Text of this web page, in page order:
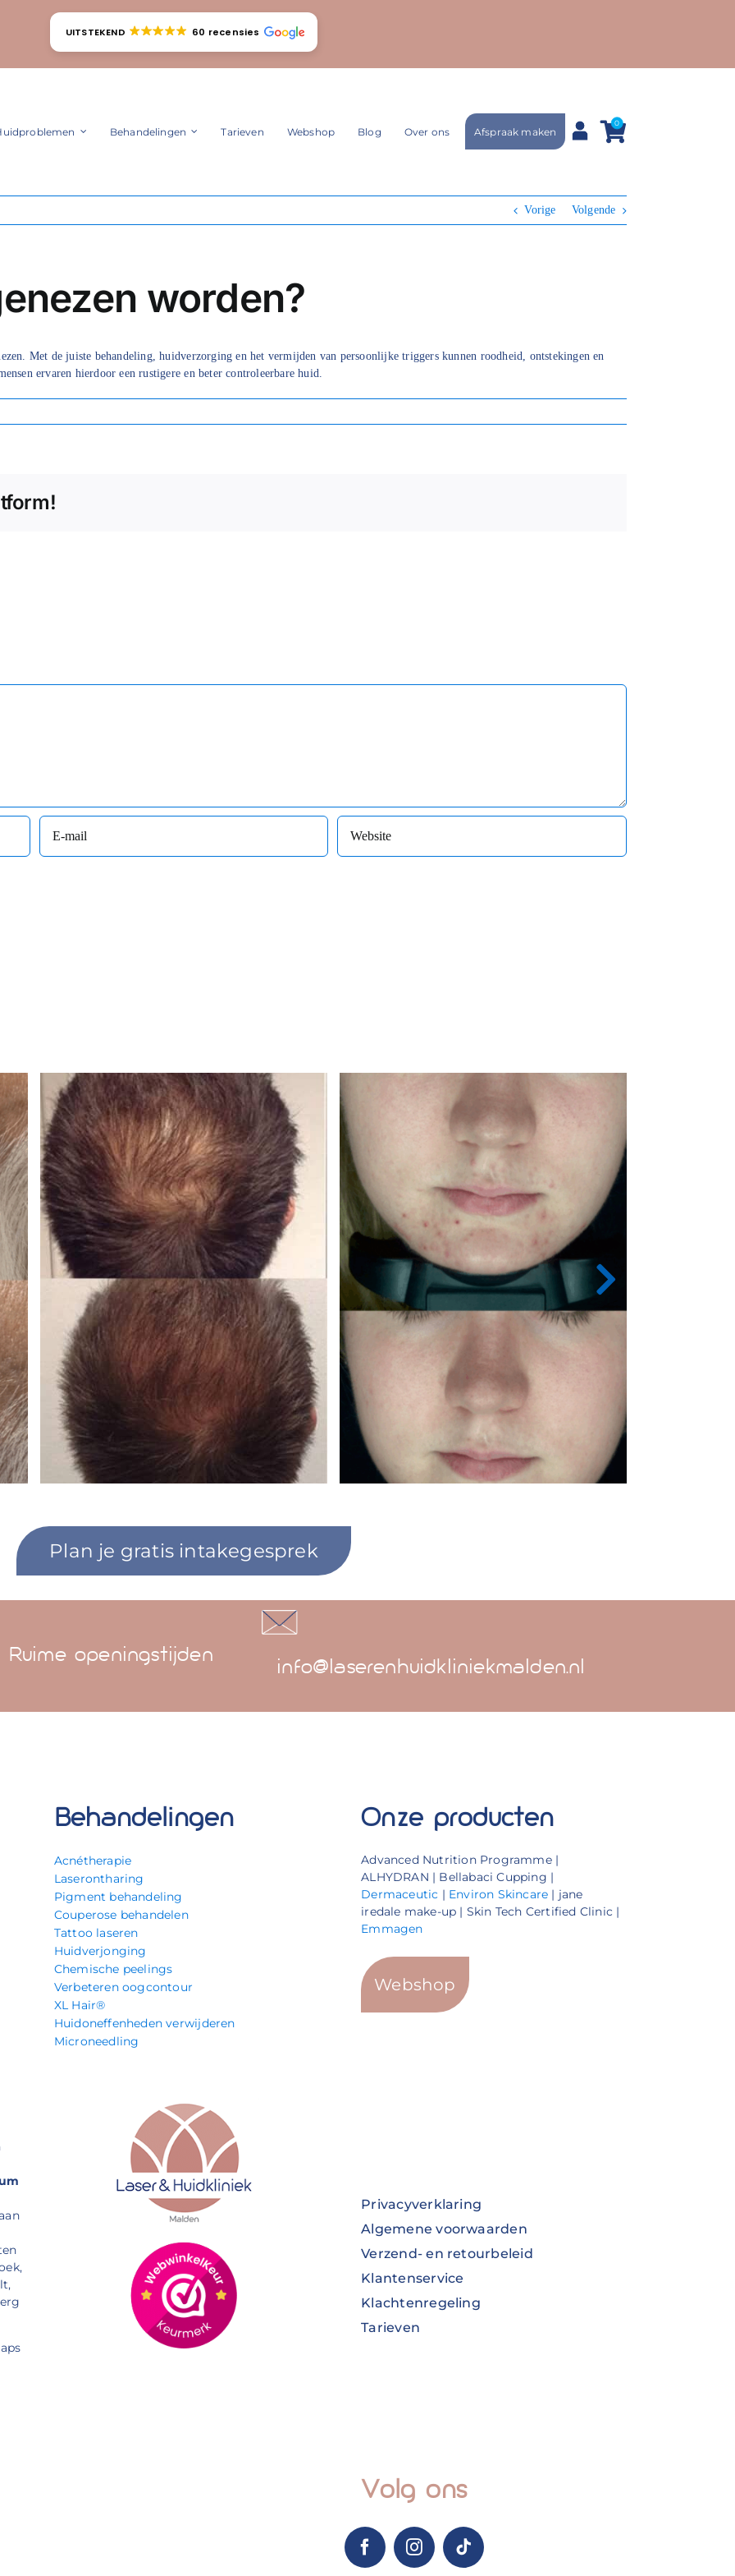
UITSTEKEND 60 recensies
Behandelingen Tarieven Webshop Blog Over ons Afspraak maken
0
Vorige Volgende
worden?
Met de juiste behandeling, huidverzorging en het vermijden van persoonlijke triggers kunnen roodheid, ontstekingen en
ervaren hierdoor een rustigere en beter controleerbare huid.
Plan je gratis intakegesprek
Ruime openingstijden info@laserenhuidkliniekmalden.nl
Behandelingen
Acnétherapie
Laserontharing
Pigment behandeling
Couperose behandelen
Tattoo laseren
Huidverjonging
Chemische peelings
Verbeteren oogcontour
XL Hair®
Huidoneffenheden verwijderen
Microneedling
Onze producten
Advanced Nutrition Programme |
ALHYDRAN | Bellabaci Cupping |
Dermaceutic | Environ Skincare | jane
iredale make-up | Skin Tech Certified Clinic |
Emmagen
Webshop
Privacyverklaring
Algemene voorwaarden
Verzend- en retourbeleid
Klantenservice
Klachtenregeling
Tarieven
Volg ons